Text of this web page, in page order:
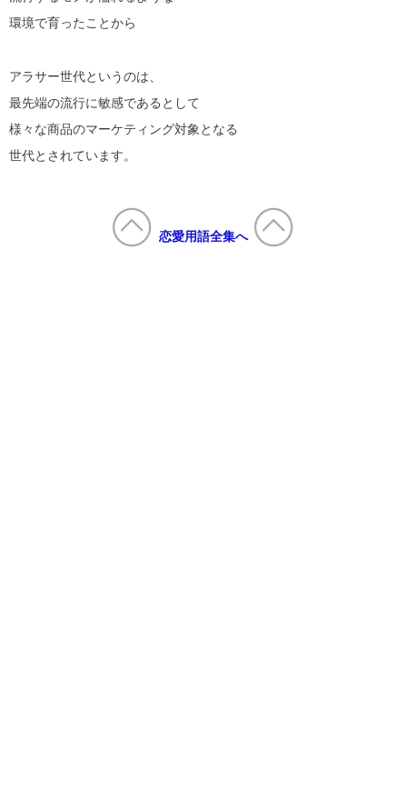
環境で育ったことから
アラサー世代というのは、
最先端の流行に敏感であるとして
様々な商品のマーケティング対象となる
世代とされています。
恋愛用語全集へ